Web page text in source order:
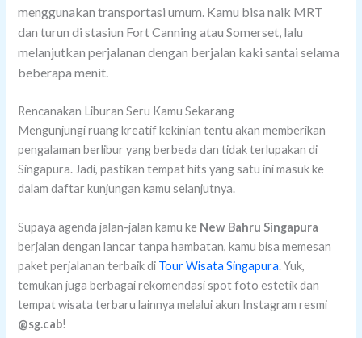
menggunakan transportasi umum. Kamu bisa naik MRT
dan turun di stasiun Fort Canning atau Somerset, lalu
melanjutkan perjalanan dengan berjalan kaki santai selama
beberapa menit.
Rencanakan Liburan Seru Kamu Sekarang
Mengunjungi ruang kreatif kekinian tentu akan memberikan
pengalaman berlibur yang berbeda dan tidak terlupakan di
Singapura. Jadi, pastikan tempat hits yang satu ini masuk ke
dalam daftar kunjungan kamu selanjutnya.
Supaya agenda jalan-jalan kamu ke New Bahru Singapura
berjalan dengan lancar tanpa hambatan, kamu bisa memesan
paket perjalanan terbaik di Tour Wisata Singapura. Yuk,
temukan juga berbagai rekomendasi spot foto estetik dan
tempat wisata terbaru lainnya melalui akun Instagram resmi
@sg.cab!